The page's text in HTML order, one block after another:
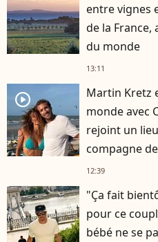
entre vignes
de la
du monde
13:11
player2
Martin Kretz
monde avec
rejoint un
compagne
12:39
"Ça fait
pour ce
bébé ne se